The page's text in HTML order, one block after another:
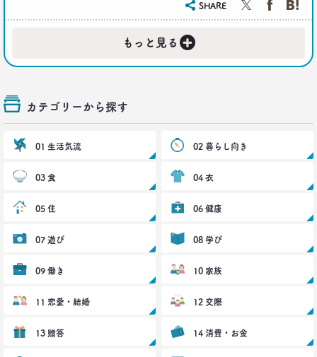
SHARE
もっと見る +
カテゴリーから探す
01 生活気流 02 暮らし向き
03 食 04 衣
05 住 06 健康
07 遊び 08 学び
09 働き 10 家族
11 恋愛・結婚 12 交際
13 贈答 14 消費・お金